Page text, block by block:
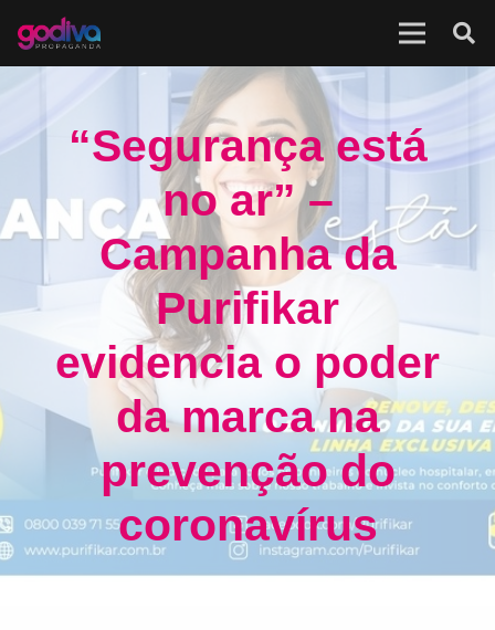
“Segurança está
no ar” –
Campanha da
Purifikar
evidencia o poder
da marca na
prevenção do
coronavírus